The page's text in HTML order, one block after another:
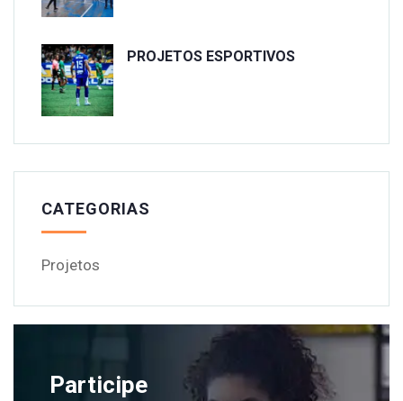
PROJETOS ESPORTIVOS
CATEGORIAS
Projetos
Participe